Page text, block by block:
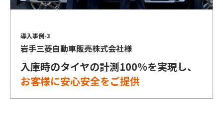
導入事例-3
岩手三菱自動車販売株式会社様
入庫時のタイヤの計測100%を実現し、
お客様に安心安全をご提供